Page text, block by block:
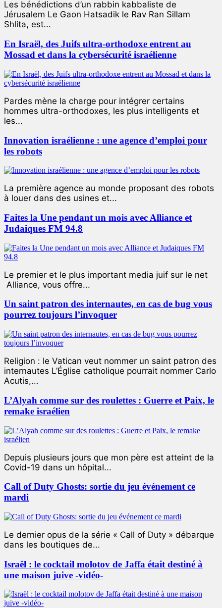
Les bénédictions d’un rabbin kabbaliste de
Jérusalem Le Gaon Hatsadik le Rav Ran Sillam
Shlita, est...
En Israël, des Juifs ultra-orthodoxe entrent au
Mossad et dans la cybersécurité israélienne
Pardes mène la charge pour intégrer certains
hommes ultra-orthodoxes, les plus intelligents et
les...
Innovation israélienne : une agence d’emploi pour
les robots
La première agence au monde proposant des robots
à louer dans des usines et...
Faites la Une pendant un mois avec Alliance et
Judaiques FM 94.8
Le premier et le plus important media juif sur le net
Alliance, vous offre...
Un saint patron des internautes, en cas de bug vous
pourrez toujours l’invoquer
Religion : le Vatican veut nommer un saint patron des
internautes L’Église catholique pourrait nommer Carlo
Acutis,...
L’Alyah comme sur des roulettes : Guerre et Paix, le
remake israélien
Depuis plusieurs jours que mon père est atteint de la
Covid-19 dans un hôpital...
Call of Duty Ghosts: sortie du jeu événement ce
mardi
Le dernier opus de la série « Call of Duty » débarque
dans les boutiques de...
Israël : le cocktail molotov de Jaffa était destiné à
une maison juive -vidéo-